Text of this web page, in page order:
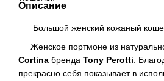
Описание
Большой женский кожаный
Женское портмоне из
Cortina бренда Tony Perotti .
прекрасно себя показывает в